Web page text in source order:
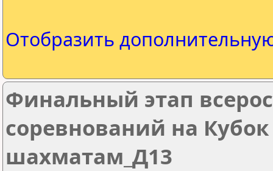
Отобразить
Финальный этап
соревнований на Кубок
шахматам_Д13